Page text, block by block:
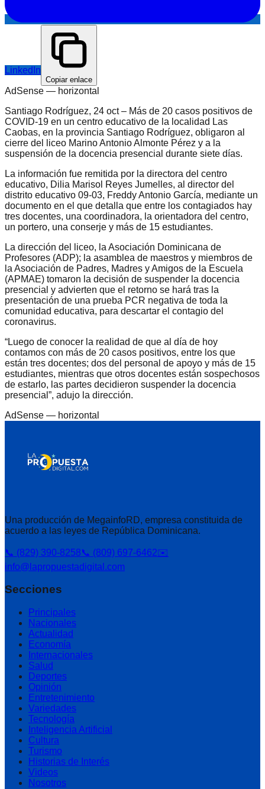
LinkedIn
Copiar enlace
AdSense — horizontal
Santiago Rodríguez, 24 oct – Más de 20 casos positivos de
COVID-19 en un centro educativo de la localidad Las
Caobas, en la provincia Santiago Rodríguez, obligaron al
cierre del liceo Marino Antonio Almonte Pérez y a la
suspensión de la docencia presencial durante siete días.
La información fue remitida por la directora del centro
educativo, Dilia Marisol Reyes Jumelles, al director del
distrito educativo 09-03, Freddy Antonio García, mediante un
documento en el que detalla que entre los contagiados hay
tres docentes, una coordinadora, la orientadora del centro,
un portero, una conserje y más de 15 estudiantes.
La dirección del liceo, la Asociación Dominicana de
Profesores (ADP); la asamblea de maestros y miembros de
la Asociación de Padres, Madres y Amigos de la Escuela
(APMAE) tomaron la decisión de suspender la docencia
presencial y advierten que el retorno se hará tras la
presentación de una prueba PCR negativa de toda la
comunidad educativa, para descartar el contagio del
coronavirus.
“Luego de conocer la realidad de que al día de hoy
contamos con más de 20 casos positivos, entre los que
están tres docentes; dos del personal de apoyo y más de 15
estudiantes, mientras que otros docentes están sospechosos
de estarlo, las partes decidieron suspender la docencia
presencial”, adujo la dirección.
AdSense — horizontal
Una producción de MegainfoRD, empresa constituida de
acuerdo a las leyes de República Dominicana.
📞 (829) 390-8258📞 (809) 697-6462✉️
info@lapropuestadigital.com
Secciones
Principales
Nacionales
Actualidad
Economía
Internacionales
Salud
Deportes
Opinión
Entretenimiento
Variedades
Tecnología
Inteligencia Artificial
Cultura
Turismo
Historias de Interés
Videos
Nosotros